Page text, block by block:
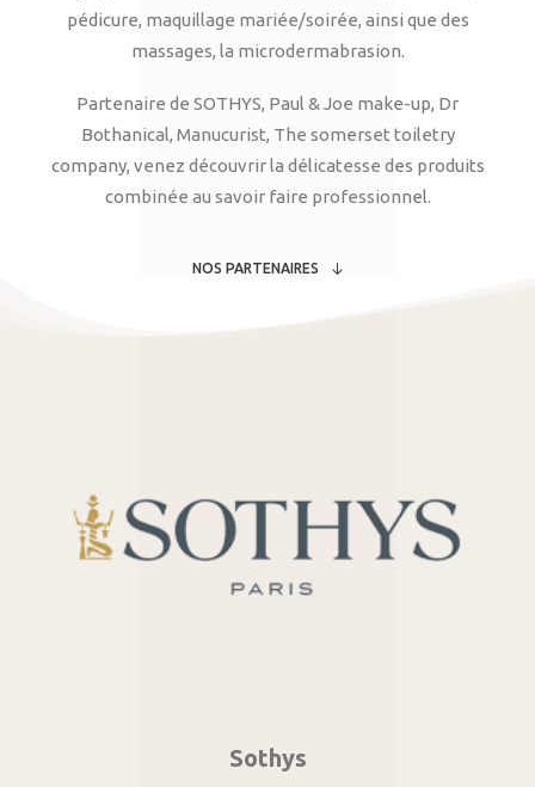
pédicure, maquillage mariée/soirée, ainsi que des
massages, la microdermabrasion.
Partenaire de SOTHYS, Paul & Joe make-up, Dr
Bothanical, Manucurist, The somerset toiletry
company, venez découvrir la délicatesse des produits
combinée au savoir faire professionnel.
NOS PARTENAIRES
Sothys